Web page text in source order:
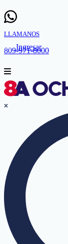
LLAMANOS
809-971-8000
Ingresar